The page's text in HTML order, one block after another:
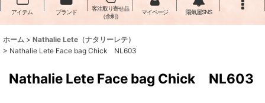
アイテム ブランド
客注取り寄せ品
（余剰）
マイページ 陽氣屋SNS
ホーム > Nathalie Lete（​ナタリーレテ）
> Nathalie Lete Face bag Chick NL603
Nathalie Lete Face bag Chick NL603